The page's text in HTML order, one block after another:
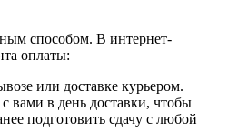
способом. В интернет-
оплаты:
или доставке курьером.
вами в день доставки, чтобы
подготовить сдачу с любой